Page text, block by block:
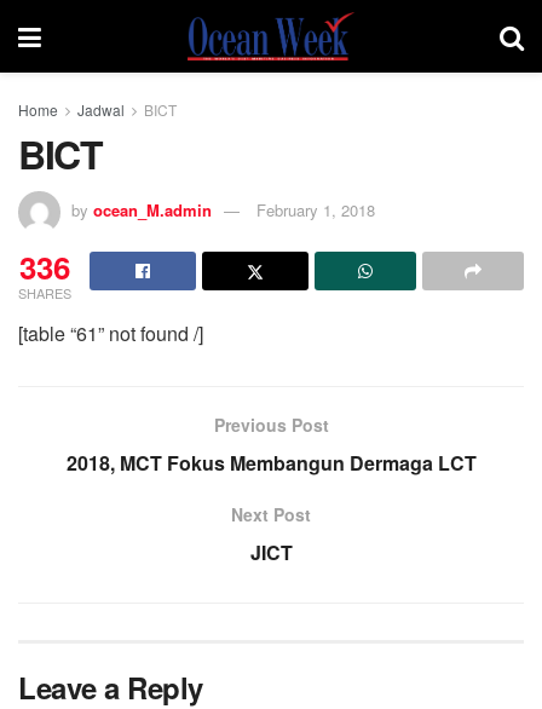
Home Jadwal BICT
BICT
by ocean_M.admin February 1, 2018
336
SHARES
[table “61” not found /]
Previous Post
2018, MCT Fokus Membangun Dermaga LCT
Next Post
JICT
Leave a Reply